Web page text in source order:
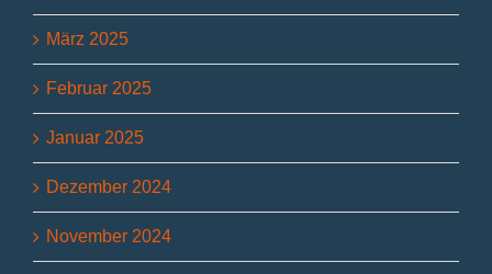
März 2025
Februar 2025
Januar 2025
Dezember 2024
November 2024